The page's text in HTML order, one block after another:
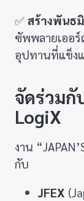
✅ สร้างพันธ
ซัพพลายเออร์
อุปทานที่แข็ง
จัดร่วมกั
LogiX
งาน
กับ
JFEX